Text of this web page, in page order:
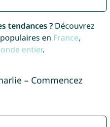
tendances ?Découvrez
en France,
entier.
– Commencez